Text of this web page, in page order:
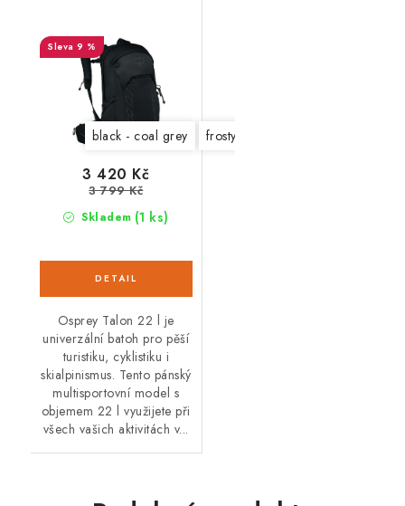
9 %
black - coal grey frosty mint-night shift
Skladem (1 ks)
3 420 Kč
3 799 Kč
Osprey Talon 22 l je
univerzální batoh pro pěší
turistiku, cyklistiku i
skialpinismus. Tento pánský
multisportovní model s
objemem 22 l využijete při
všech vašich aktivitách v...